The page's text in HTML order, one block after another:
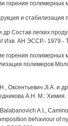
горения полимерных
и
Состав легких
Изв. АН ЭССР.- 1979.-
горения полимерных
полимеров
Оксентьевич JI.A. и
А.Н. М.: Химия.
A.I.,
behaviour of